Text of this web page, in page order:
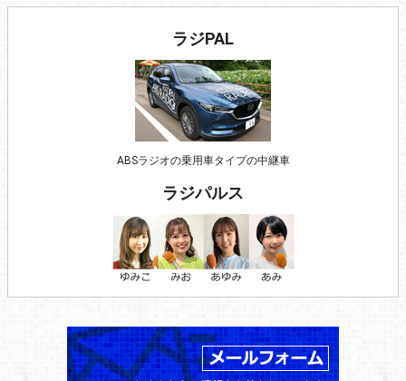
ラジPAL
ABSラジオの乗用車タイプの中継車
ラジパルス